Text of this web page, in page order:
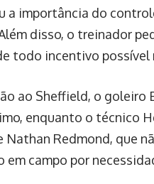
a importância do
disso, o treinador
todo incentivo
ao Sheffield, o
enquanto o técnico
Nathan Redmond, que
em campo por